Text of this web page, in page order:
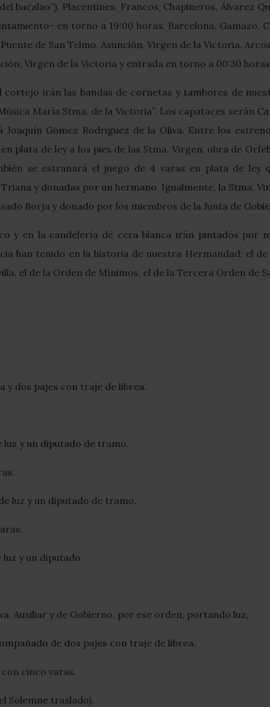
bacalao”), Placentines, Francos, Chapineros, Álvarez
en torno a 19:00 horas, Barcelona, Gamazo,
de San Telmo, Asunción, Virgen de la Victoria,
Virgen de la Victoria y entrada en torno a 00:30
cortejo irán las bandas de cornetas y tambores de
María Stma. de la Victoria”. Los capataces serán
Joaquín Gómez Rodriguez de la Oliva. Entre los
plata de ley a los pies de las Stma. Virgen, obra de
se estranará el juego de 4 varas en plata de ley
y donadas por un hermano. Igualmente, la Stma.
Borja y donado por los miembros de la Junta de
y en la candelería de cera blanca irán pintados por
han tenido en la historia de nuestra Hermandad: el
el de la Orden de Mínimos, el de la Tercera Orden de
y dos pajes con traje de librea.
y un diputado de tramo.
luz y un diputado de tramo.
y un diputado.
Auxiliar y de Gobierno, por ese orden, portando luz,
de dos pajes con traje de librea.
cinco varas.
Solemne traslado).